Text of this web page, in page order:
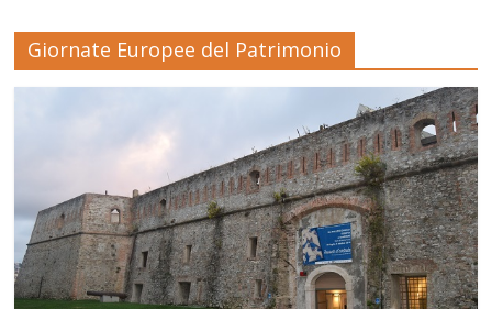
Giornate Europee del Patrimonio